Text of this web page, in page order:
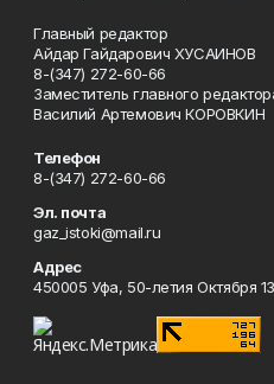
Главный редактор
Айдар Гайдарович ХУСАИНОВ
8-(347) 272-60-66
Заместитель главного
Василий Артемович КОРОВКИН
Телефон
8-(347) 272-60-66
Эл. почта
gaz_istoki@mail.ru
Адрес
450005 Уфа, 50-летия Октября